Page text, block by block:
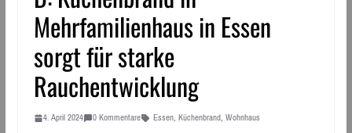
Mehrfamilienhaus in Essen
sorgt für starke
Rauchentwicklung
4. April 2024 0 Kommentare Essen, Küchenbrand, Wohnhaus